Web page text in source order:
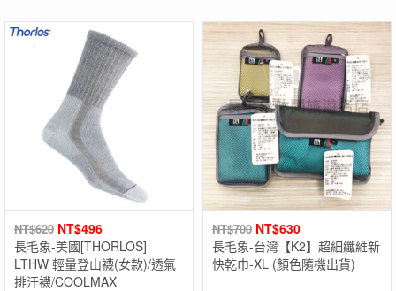
NT$620 NT$496
長毛象-美國[THORLOS]
LTHW 輕量登山襪(女款)/透氣
排汗襪/COOLMAX
NT$700 NT$630
長毛象-台灣【K2】超細纖維新
快乾巾-XL (顏色隨機出貨)